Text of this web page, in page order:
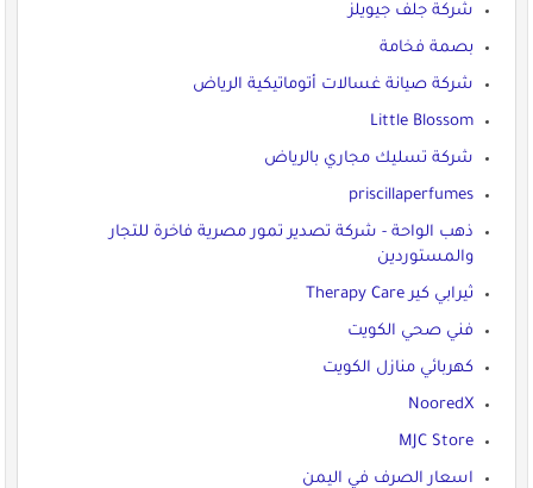
شركة جلف جيويلز
بصمة فخامة
شركة صيانة غسالات أتوماتيكية الرياض
Little Blossom
شركة تسليك مجاري بالرياض
priscillaperfumes
ذهب الواحة - شركة تصدير تمور مصرية فاخرة للتجار
والمستوردين
ثيرابي كير Therapy Care
فني صحي الكويت
كهربائي منازل الكويت
NooredX
MJC Store
اسعار الصرف في اليمن